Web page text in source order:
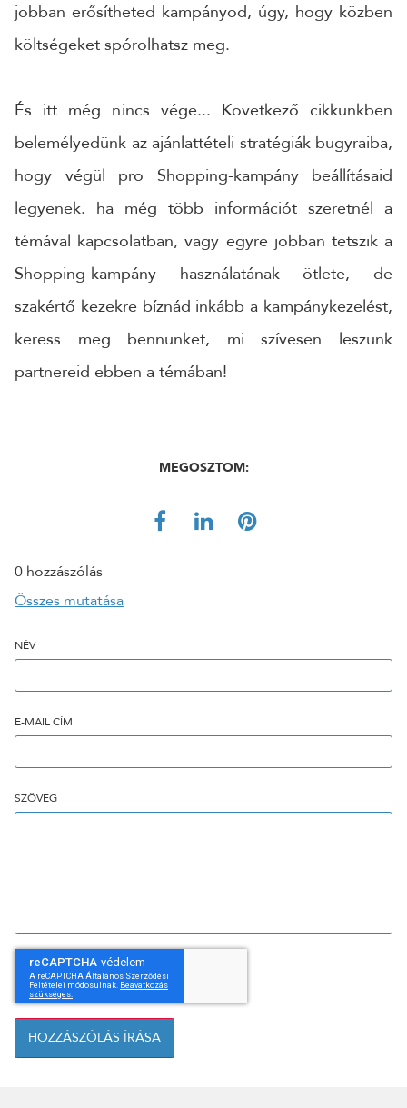
jobban erősítheted kampányod, úgy, hogy közben
költségeket spórolhatsz meg.
És itt még nincs vége... Következő cikkünkben
belemélyedünk az ajánlattételi stratégiák bugyraiba,
hogy végül pro Shopping-kampány beállításaid
legyenek. ha még több információt szeretnél a
témával kapcsolatban, vagy egyre jobban tetszik a
Shopping-kampány használatának ötlete, de
szakértő kezekre bíznád inkább a kampánykezelést,
keress meg bennünket, mi szívesen leszünk
partnereid ebben a témában!
MEGOSZTOM:
0 hozzászólás
Összes mutatása
NÉV
E-MAIL CÍM
SZÖVEG
HOZZÁSZÓLÁS ÍRÁSA